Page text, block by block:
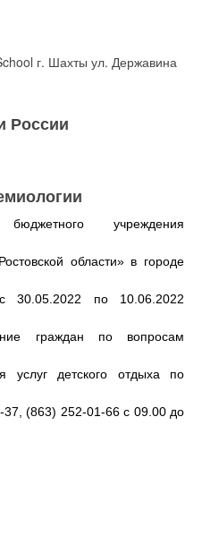
России
учреждения
области» в городе
30.05.2022 по 10.06.2022
граждан по вопросам
услуг детского отдыха по
37, (863) 252-01-66 с 09.00 до